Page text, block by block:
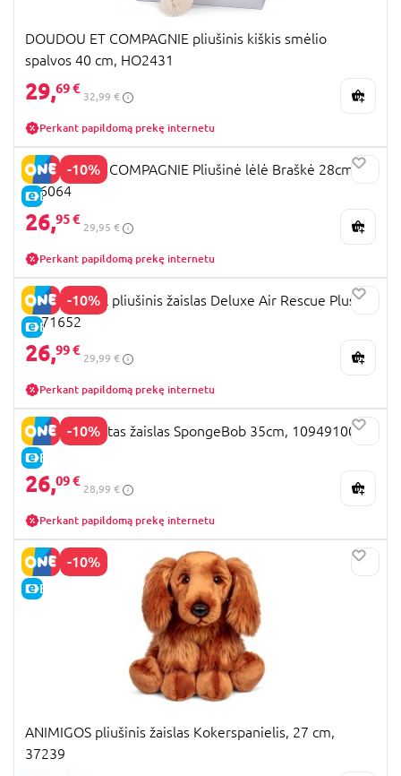
DOUDOU ET COMPAGNIE pliušinis kiškis smėlio
spalvos 40 cm, HO2431
29,69 €
32,99 €
Perkant papildomą prekę internetu
-10%
E-KAINA
DOUDOU ET COMPAGNIE Pliušinė lėlė Braškė 28cm.,
JJ6064
26,95 €
29,95 €
Perkant papildomą prekę internetu
-10%
E-KAINA
PAW PATROL pliušinis žaislas Deluxe Air Rescue Plush,
6071652
26,99 €
29,99 €
Perkant papildomą prekę internetu
-10%
E-KAINA
SIMBA minkštas žaislas SpongeBob 35cm, 109491000
26,09 €
28,99 €
Perkant papildomą prekę internetu
-10%
E-KAINA
ANIMIGOS pliušinis žaislas Kokerspanielis, 27 cm,
37239